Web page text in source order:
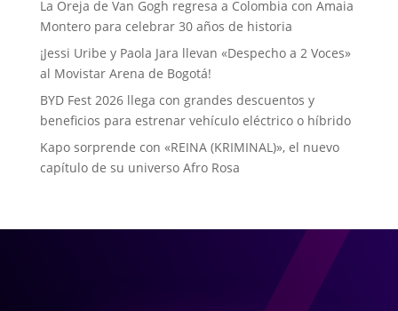
La Oreja de Van Gogh regresa a Colombia con Amaia
Montero para celebrar 30 años de historia
¡Jessi Uribe y Paola Jara llevan «Despecho a 2 Voces»
al Movistar Arena de Bogotá!
BYD Fest 2026 llega con grandes descuentos y
beneficios para estrenar vehículo eléctrico o híbrido
Kapo sorprende con «REINA (KRIMINAL)», el nuevo
capítulo de su universo Afro Rosa